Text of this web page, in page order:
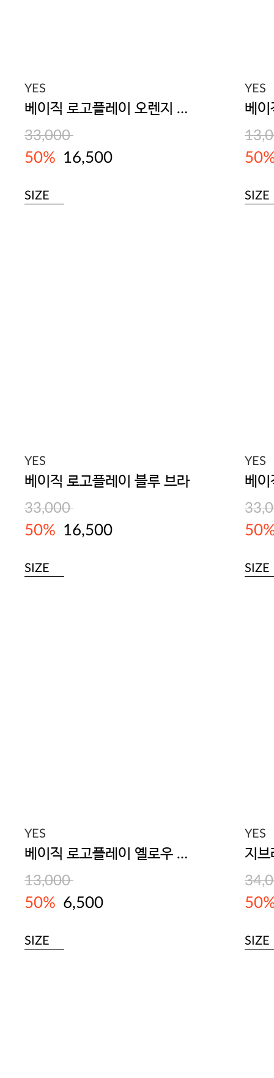
YES
베이직 로고플레이 오렌지 풀컵브라
33,000
50% 16,500
SIZE
YES
SIZE
YES
베이직 로고플레이 블루 브라
33,000
50% 16,500
SIZE
YES
SIZE
YES
베이직 로고플레이 옐로우 헴팬티
13,000
50% 6,500
SIZE
YES
지브
SIZE